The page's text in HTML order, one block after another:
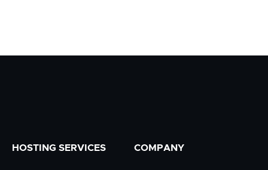
HOSTING SERVICES COMPANY